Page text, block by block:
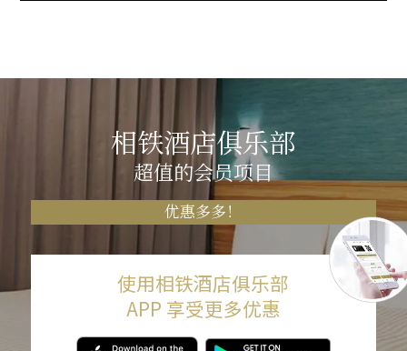
相铁酒店俱乐部
超值的会员项目
优惠多多！
使用相铁酒店俱乐部
APP 享受更多优惠